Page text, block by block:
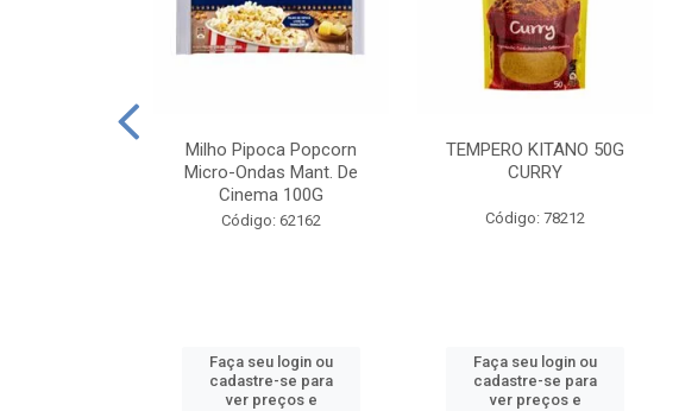
Milho Pipoca Popcorn
Micro-Ondas Mant. De
Cinema 100G
Código: 62162
Faça seu login ou
cadastre-se para
ver preços e
TEMPERO KITANO 50G
CURRY
Código: 78212
Faça seu login ou
cadastre-se para
ver preços e